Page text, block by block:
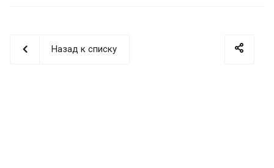
Назад к списку